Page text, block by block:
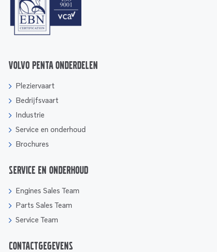
Volvo Penta onderdelen
Pleziervaart
Bedrijfsvaart
Industrie
Service en onderhoud
Brochures
Service en onderhoud
Engines Sales Team
Parts Sales Team
Service Team
Contactgegevens